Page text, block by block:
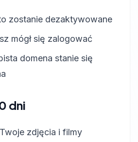
zostanie dezaktywowane
mógł się zalogować
domena stanie się
dni
zdjęcia i filmy